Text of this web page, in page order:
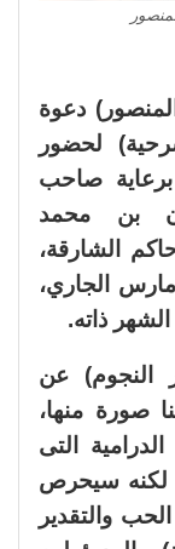
دعوة
لحضور
برعاية صاحب
بن محمد
الشارقة،
والتى ستنطلق مساء الخميس 17 مارس الجاري،
النجوم) عن
صورة منها،
التى
لكنه سيحرص
والتقدير